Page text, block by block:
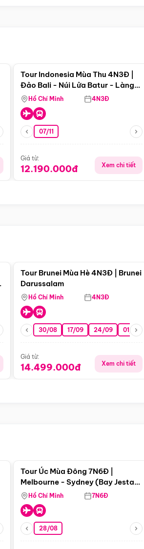
Tour Indonesia Mùa Thu 4N3Đ |
Đảo Bali - Núi Lửa Batur - Làng
Penglipuran
Hồ Chí Minh 4N3Đ
07/11
Giá từ:
12.190.000đ Xem chi tiết
Tour Brunei Mùa Hè 4N3Đ | Brunei
Darussalam
Hồ Chí Minh 4N3Đ
30/08 17/09 24/09 01/10
Giá từ:
14.499.000đ Xem chi tiết
Tour Úc Mùa Đông 7N6Đ |
Melbourne - Sydney (Bay Jestar
Airways)
Hồ Chí Minh 7N6Đ
28/08